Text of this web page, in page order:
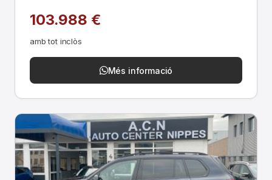
103.988 €
amb tot inclòs
Més informació